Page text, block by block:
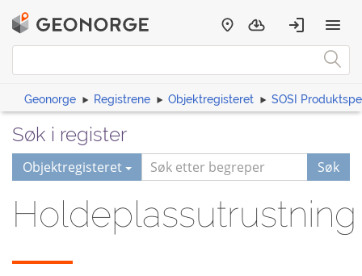
Geonorge Registrene Objektregisteret SOSI
Søk i register
Objektregisteret Søk
Holdeplassutrustning